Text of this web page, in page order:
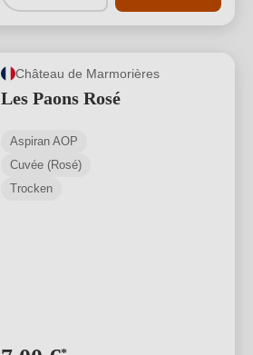
Château de Marmorières
Les Paons Rosé
Aspiran AOP
Cuvée (Rosé)
Trocken